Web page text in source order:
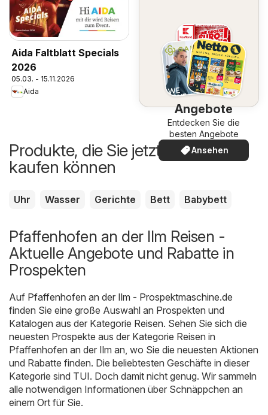
Aida Faltblatt Specials
2026
05.03. - 15.11.2026
Aida
Angebote
Entdecken Sie die
besten Angebote
Ansehen
Produkte, die Sie jetzt günstiger
kaufen können
Uhr Wasser Gerichte Bett Babybett
Pfaffenhofen an der Ilm Reisen -
Aktuelle Angebote und Rabatte in
Prospekten
Auf Pfaffenhofen an der Ilm - Prospektmaschine.de
finden Sie eine große Auswahl an Prospekten und
Katalogen aus der Kategorie Reisen. Sehen Sie sich die
neuesten Prospekte aus der Kategorie Reisen in
Pfaffenhofen an der Ilm an, wo Sie die neuesten Aktionen
und Rabatte finden. Die beliebtesten Geschäfte in dieser
Kategorie sind TUI. Doch damit nicht genug. Wir sammeln
alle notwendigen Informationen über Schnäppchen an
einem Ort für Sie.